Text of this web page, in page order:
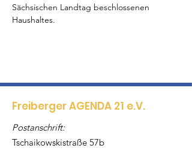
Sächsischen Landtag beschlossenen
Haushaltes.
Freiberger AGENDA 21 e.V.
Postanschrift:
Tschaikowskistraße 57b